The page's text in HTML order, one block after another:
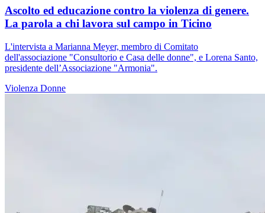
Ascolto ed educazione contro la violenza di genere.
La parola a chi lavora sul campo in Ticino
L'intervista a Marianna Meyer, membro di Comitato
dell'associazione "Consultorio e Casa delle donne", e Lorena Santo,
presidente dell’Associazione "Armonia".
Violenza Donne